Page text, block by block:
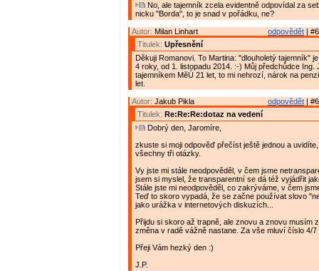
No, ale tajemník zcela evidentně odpovídal za
nicku "Borda", to je snad v pořádku, ne?
odpovědět |
Autor: Milan Linhart
Titulek: Upřesnění
Děkuji Romanovi. To Martina: "dlouholetý tajemník"
4 roky, od 1. listopadu 2014. :-) Můj předchůdce Ing.
tajemníkem MěÚ 21 let, to mi nehrozí, nárok na
let.
odpovědět |
Autor: Jakub Pikla
Titulek: Re:Re:Re:dotaz na vedení
Dobrý den, Jaromíre,
zkuste si moji odpověď přečíst ještě jednou a
všechny tři otázky.
Vy jste mi stále neodpověděl, v čem jsme
jsem si myslel, že transparentní se dá též vyjádřit
Stále jste mi neodpověděl, co zakrýváme, v čem
Teď to skoro vypadá, že se začne používat slovo
jako urážka v internetových diskuzích...
Přijdu si skoro až trapně, ale znovu a znovu musím
změna v radě vážně nastane. Za vše mluví číslo 4/7
Přeji Vám hezký den :)
J.P.